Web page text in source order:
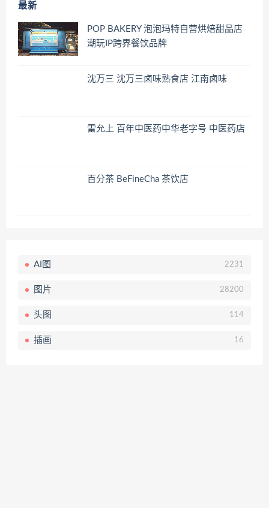
最新
POP BAKERY 泡泡玛特自营烘焙甜品店
潮玩IP跨界餐饮品牌
沈万三 沈万三卤味熟食店 江南卤味
雷允上 百年中医药中华老字号 中医药店
百分茶 BeFineCha 茶饮店
AI图 2231
图片 28200
头图 114
插画 16